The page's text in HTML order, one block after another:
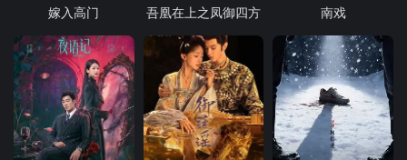
嫁入高门 吾凰在上之凤御四方 南戏